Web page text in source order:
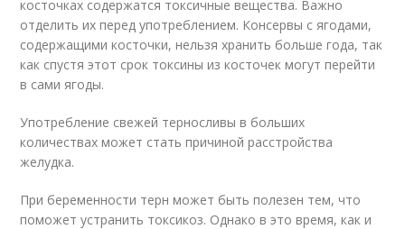
косточках содержатся токсичные вещества. Важно
отделить их перед употреблением. Консервы с ягодами,
содержащими косточки, нельзя хранить больше года, так
как спустя этот срок токсины из косточек могут перейти
в сами ягоды.
Употребление свежей терносливы в больших
количествах может стать причиной расстройства
желудка.
При беременности терн может быть полезен тем, что
поможет устранить токсикоз. Однако в это время, как и